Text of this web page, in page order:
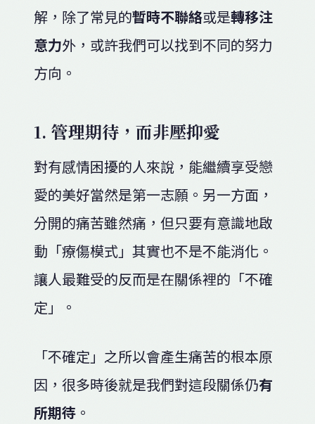
解，除了常見的暫時不聯絡或是轉移注
意力外，或許我們可以找到不同的努力
方向。
1. 管理期待，而非壓抑愛
對有感情困擾的人來說，能繼續享受戀
愛的美好當然是第一志願。另一方面，
分開的痛苦雖然痛，但只要有意識地啟
動「療傷模式」其實也不是不能消化。
讓人最難受的反而是在關係裡的「不確
定」。
「不確定」之所以會產生痛苦的根本原
因，很多時後就是我們對這段關係仍有
所期待 。